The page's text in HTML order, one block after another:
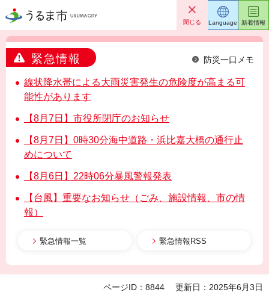
うるま市 閉じる
緊急情報 防災一口メモ
線状降水帯による大雨災害発生の危険度が高まる可
能性があります
【8月7日】市役所閉庁のお知らせ
【8月7日】0時30分海中道路・浜比嘉大橋の通行止
めについて
【8月6日】22時06分暴風警報発表
【台風】重要なお知らせ（ごみ、施設情報、市の情
報）
緊急情報一覧 緊急情報RSS
Language 新着情報
ページID：8844 更新日：2025年6月3日